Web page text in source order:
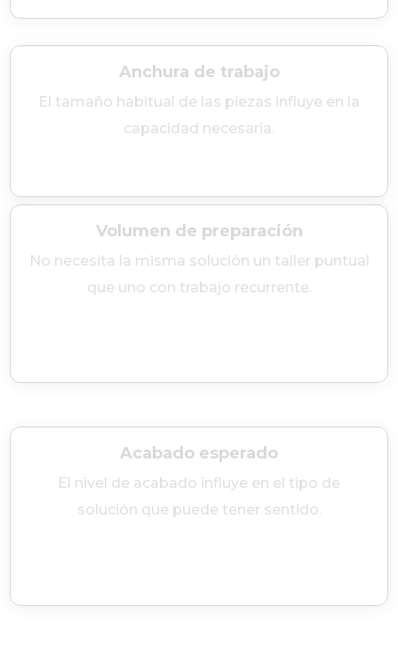
Anchura de trabajo
El tamaño habitual de las piezas influye en la
capacidad necesaria.
Volumen de preparación
No necesita la misma solución un taller puntual
que uno con trabajo recurrente.
Acabado esperado
El nivel de acabado influye en el tipo de
solución que puede tener sentido.